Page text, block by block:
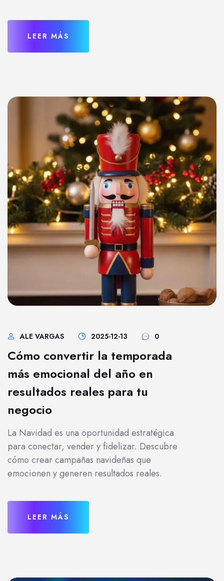
LEER MÁS
ALE VARGAS 2025-12-13 0
Cómo convertir la temporada
más emocional del año en
resultados reales para tu
negocio
La Navidad es una oportunidad estratégica
para conectar, vender y fidelizar. Descubre
cómo crear campañas navideñas que
emocionen y generen resultados reales.
LEER MÁS